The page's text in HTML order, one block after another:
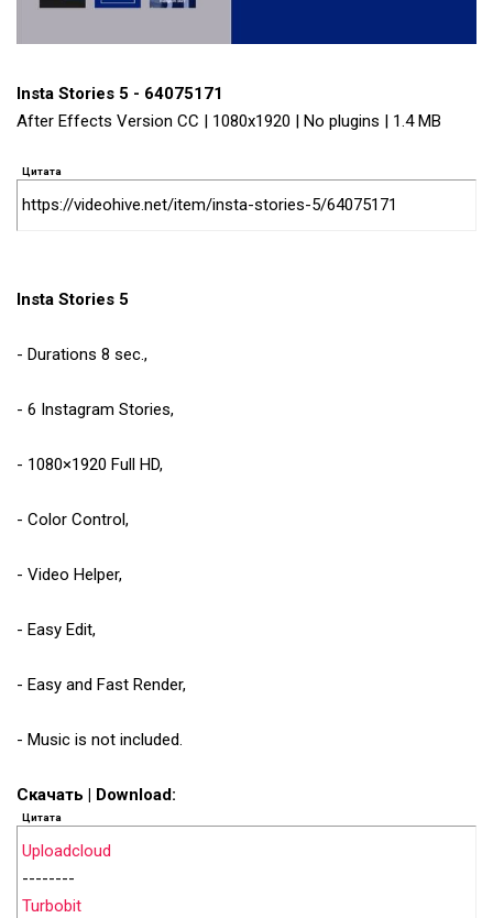
Insta Stories 5 - 64075171
After Effects Version CC | 1080x1920 | No plugins | 1.4 MB
Цитата
https://videohive.net/item/insta-stories-5/64075171
Insta Stories 5
- Durations 8 sec.,
- 6 Instagram Stories,
- 1080×1920 Full HD,
- Color Control,
- Video Helper,
- Easy Edit,
- Easy and Fast Render,
- Music is not included.
Скачать | Download:
Цитата
Uploadcloud
--------
Turbobit